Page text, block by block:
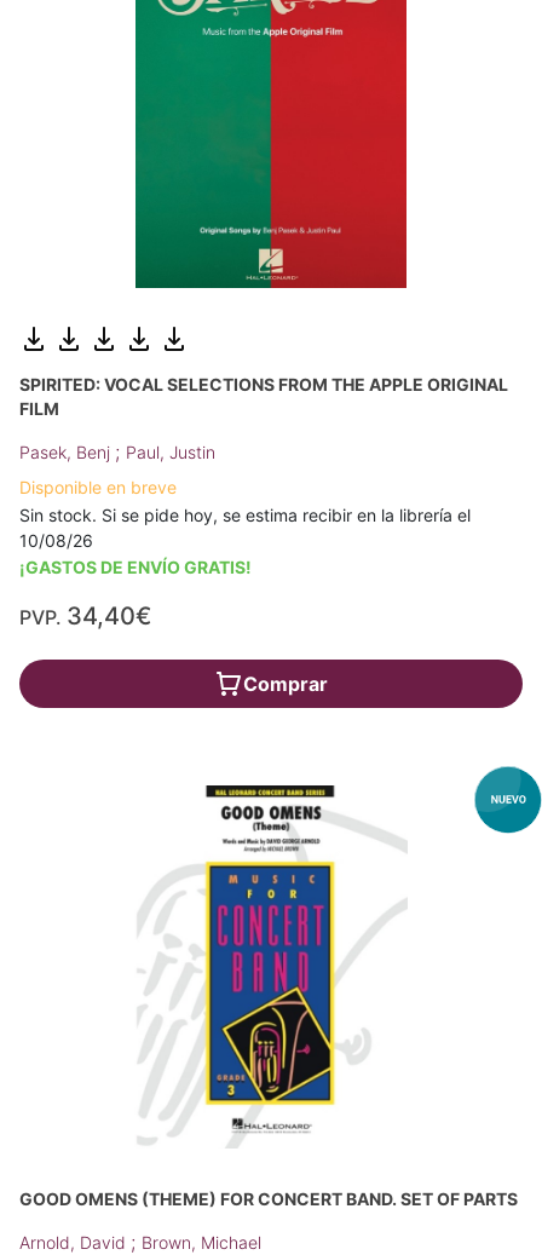
SPIRITED: VOCAL SELECTIONS FROM THE APPLE ORIGINAL
FILM
Pasek, Benj ; Paul, Justin
Disponible en breve
Sin stock. Si se pide hoy, se estima recibir en la librería el
10/08/26
¡GASTOS DE ENVÍO GRATIS!
PVP. 34,40€
Comprar
GOOD OMENS (THEME) FOR CONCERT BAND. SET OF PARTS
Arnold, David ; Brown, Michael